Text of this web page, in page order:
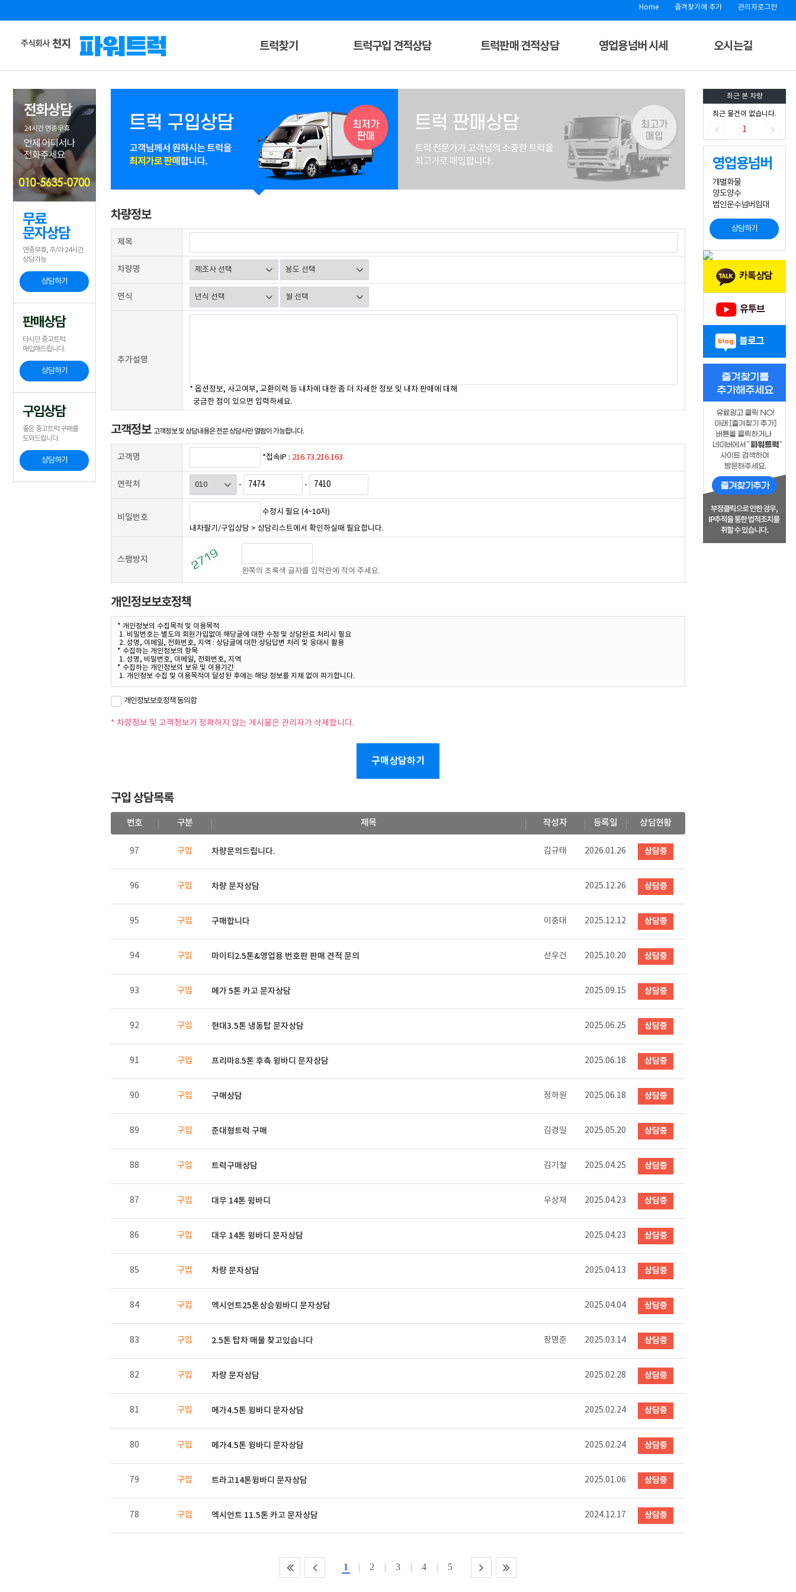
Home 즐겨찾기에 추가 관리자로그인
트럭찾기 트럭구입 견적상담 트럭판매 견적상담 영업용넘버 시세 오시는길
최근 본 차량
최근 물건이 없습니다.
1
영업용넘버
개별화물
양도양수
법인운수넘버임대
상담하기
카톡상담
유투브
블로그
무료
문자상담
연중무휴, 주/야 24시간
상담가능
상담하기
판매상담
타시던 중고트럭
매입해드립니다.
상담하기
구입상담
좋은 중고트럭 구매를
도와드립니다.
상담하기
차량정보
제목
차량명
연식
추가설명
* 옵션정보, 사고여부, 교환이력 등 내차에 대한 좀 더 자세한 정보 및 내차 판매에 대해
궁금한 점이 있으면 입력하세요.
고객정보 고객정보 및 상담내용은 전문 상담사만 열람이 가능합니다.
고객명 *접속IP : 216.73.216.163
연락처 - -
비밀번호
수정시 필요 (4~10자)
내차팔기/구입상담 > 상담리스트에서 확인하실때 필요합니다.
스팸방지
왼쪽의 초록색 글자를 입력란에 적어 주세요.
개인정보보호정책
개인정보보호정책 동의함
* 차량정보 및 고객정보가 정확하지 않는 게시물은 관리자가 삭제합니다.
구매상담하기
구입 상담목록
번호 구분 제목 작성자 등록일 상담현황
97 구입 차량문의드립니다. 김규태 2026.01.26 상담중
96 구입 차량 문자상담 2025.12.26 상담중
95 구입 구매합니다 이충대 2025.12.12 상담중
94 구입 마이티2.5톤&영업용 번호판 판매 견적 문의 선우건 2025.10.20 상담중
93 구입 메가 5톤 카고 문자상담 2025.09.15 상담중
92 구입 현대3.5톤 냉동탑 문자상담 2025.06.25 상담중
91 구입 프리마8.5톤 후축 윙바디 문자상담 2025.06.18 상담중
90 구입 구매상담 정하원 2025.06.18 상담중
89 구입 준대형트럭 구매 김경일 2025.05.20 상담중
88 구입 트럭구매상담 김기철 2025.04.25 상담중
87 구입 대우 14톤 윙바디 우상재 2025.04.23 상담중
86 구입 대우 14톤 윙바디 문자상담 2025.04.23 상담중
85 구입 차량 문자상담 2025.04.13 상담중
84 구입 엑시언트25톤상승윙바디 문자상담 2025.04.04 상담중
83 구입 2.5톤 탑차 매물 찾고있습니다 장명준 2025.03.14 상담중
82 구입 차량 문자상담 2025.02.28 상담중
81 구입 메가4.5톤 윙바디 문자상담 2025.02.24 상담중
80 구입 메가4.5톤 윙바디 문자상담 2025.02.24 상담중
79 구입 트라고14톤윙바디 문자상담 2025.01.06 상담중
78 구입 엑시언트 11.5톤 카고 문자상담 2024.12.17 상담중
1 2 3 4 5